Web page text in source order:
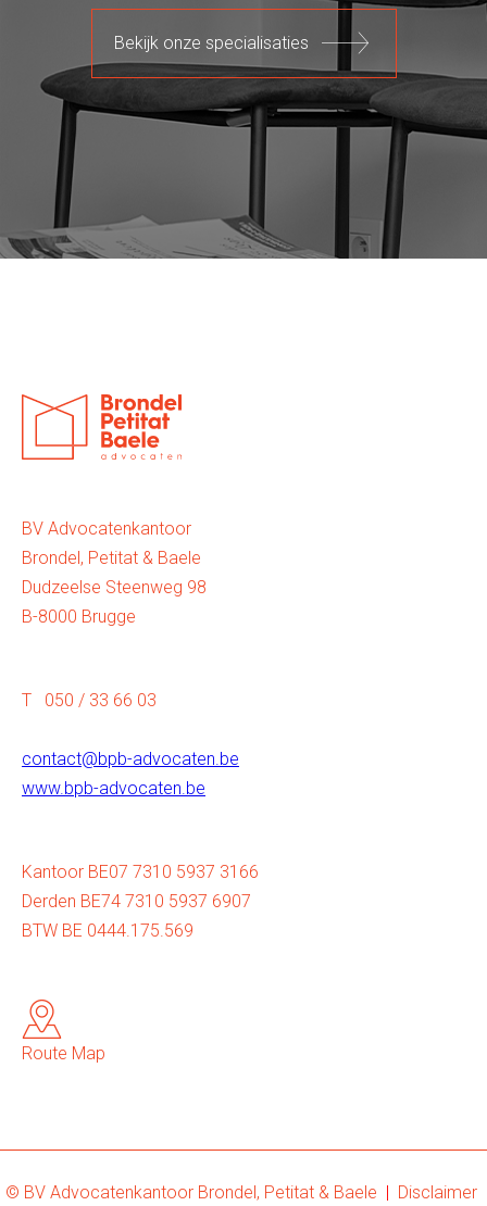
Bekijk onze specialisaties
BV Advocatenkantoor
Brondel, Petitat & Baele
Dudzeelse Steenweg 98
B-8000 Brugge
T 050 / 33 66 03
contact@bpb-advocaten.be
www.bpb-advocaten.be
Kantoor BE07 7310 5937 3166
Derden BE74 7310 5937 6907
BTW BE 0444.175.569
Route Map
© BV Advocatenkantoor Brondel, Petitat & Baele | Disclaimer